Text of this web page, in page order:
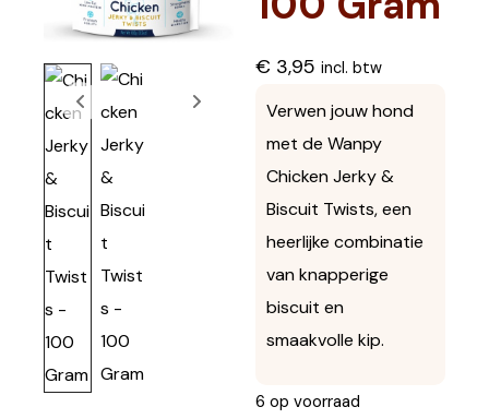
€ 3,95 incl. btw
Verwen jouw hond
met de Wanpy
Chicken Jerky &
Biscuit Twists, een
heerlijke combinatie
van knapperige
biscuit en
smaakvolle kip.
6 op voorraad